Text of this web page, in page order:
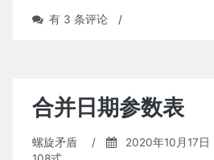
匹
有 3 条评论 /
合并日期参数表
螺旋矛盾 / 2020年10月17日